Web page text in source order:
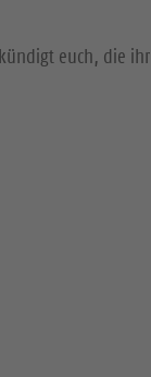
euch, die ihr